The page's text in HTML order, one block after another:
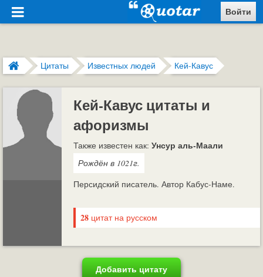
Войти
Цитаты Известных людей Кей-Кавус
Кей-Кавус цитаты и
афоризмы
Также известен как: Унсур аль-Маали
Рождён в 1021г.
Персидский писатель. Автор Кабус-Наме.
28 цитат на русском
Добавить цитату